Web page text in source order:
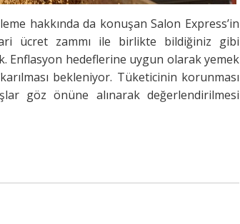
hakkında da konuşan Salon Express’in
ücret zammı ile birlikte bildiğiniz gibi
Enflasyon hedeflerine uygun olarak yemek
bekleniyor. Tüketicinin korunması
göz önüne alınarak değerlendirilmesi